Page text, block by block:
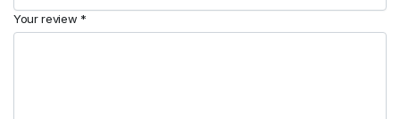
Your review *